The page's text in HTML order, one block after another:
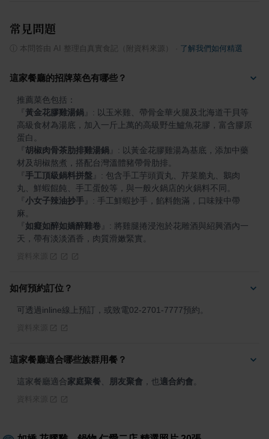
常見問題
本問答由 AI 整理自真實食記（附資料來源） 了解我們如何精選
這家餐廳的招牌菜色有哪些？
黃金花膠雞湯鍋
: 以玉米雞、帶骨金華火腿及北海道干貝等
高級食材為湯底，加入一斤上萬的高級野生鱸魚花膠，富含膠原
胡椒肉骨茶肋排雞湯鍋
: 以黃金花膠雞湯為基底，添加中藥
手工頂級鍋料拼盤
: 包含手工芋頭貢丸、芹菜脆丸、鵝肉
小女子辣油抄手
: 手工鮮蝦抄手，餡料飽滿，口味辣中帶
如癡如醉如嬌醉雞卷
: 將雞腿捲浸泡於花雕酒與紹興酒內一
天，帶有淡淡酒香，肉質滑嫩緊實。
如何預約訂位？
可透過inline線上預訂，或致電02-2701-7777預約。
這家餐廳適合哪些族群用餐？
這家餐廳適合家庭聚餐 朋友聚會 ，也 適合約會